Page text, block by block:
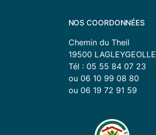
NOS COORDONNÉES
Chemin du Theil
19500 LAGLEYGEOLLE
Tél : 05 55 84 07 23
ou 06 10 99 08 80
ou 06 19 72 91 59